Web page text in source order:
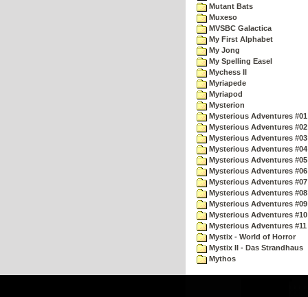
Mutant Bats
Muxeso
MVSBC Galactica
My First Alphabet
My Jong
My Spelling Easel
Mychess II
Myriapede
Myriapod
Mysterion
Mysterious Adventures
Mysterious Adventures
Mysterious Adventures
Mysterious Adventures
Mysterious Adventures
Mysterious Adventures
Mysterious Adventures
Mysterious Adventures
Mysterious Adventures
Mysterious Adventures
Mysterious Adventures
Mystix - World of Horror
Mystix II - Das Strandhaus
Mythos